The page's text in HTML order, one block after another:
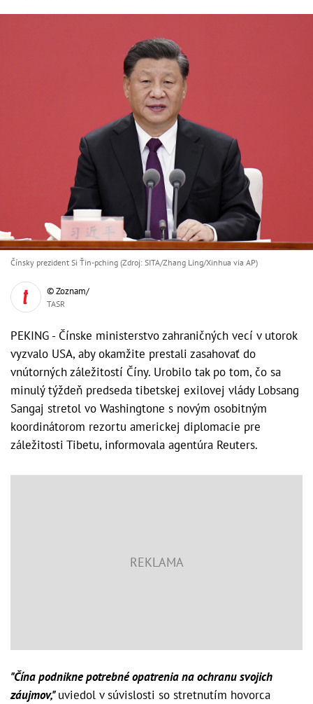
Čínsky prezident Si Ťin-pching (Zdroj: SITA/Zhang Ling/Xinhua via AP)
© Zoznam/
TASR
PEKING - Čínske ministerstvo zahraničných vecí v utorok
vyzvalo USA, aby okamžite prestali zasahovať do
vnútorných záležitostí Číny. Urobilo tak po tom, čo sa
minulý týždeň predseda tibetskej exilovej vlády Lobsang
Sangaj stretol vo Washingtone s novým osobitným
koordinátorom rezortu americkej diplomacie pre
záležitosti Tibetu, informovala agentúra Reuters.
"Čína podnikne potrebné opatrenia na ochranu svojich
záujmov,"uviedol v súvislosti so stretnutím hovorca